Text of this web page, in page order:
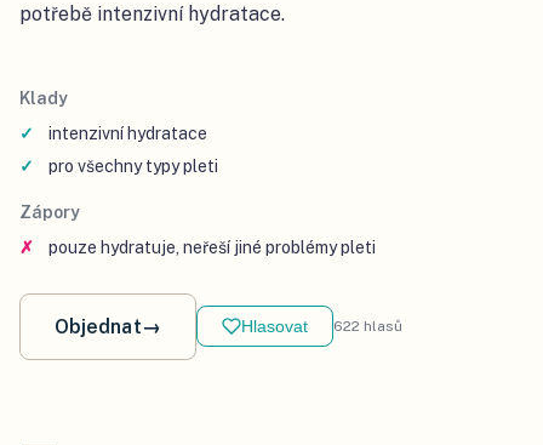
potřebě intenzivní hydratace.
Klady
intenzivní hydratace
pro všechny typy pleti
Zápory
pouze hydratuje, neřeší jiné problémy pleti
Objednat→ Hlasovat 622 hlasů